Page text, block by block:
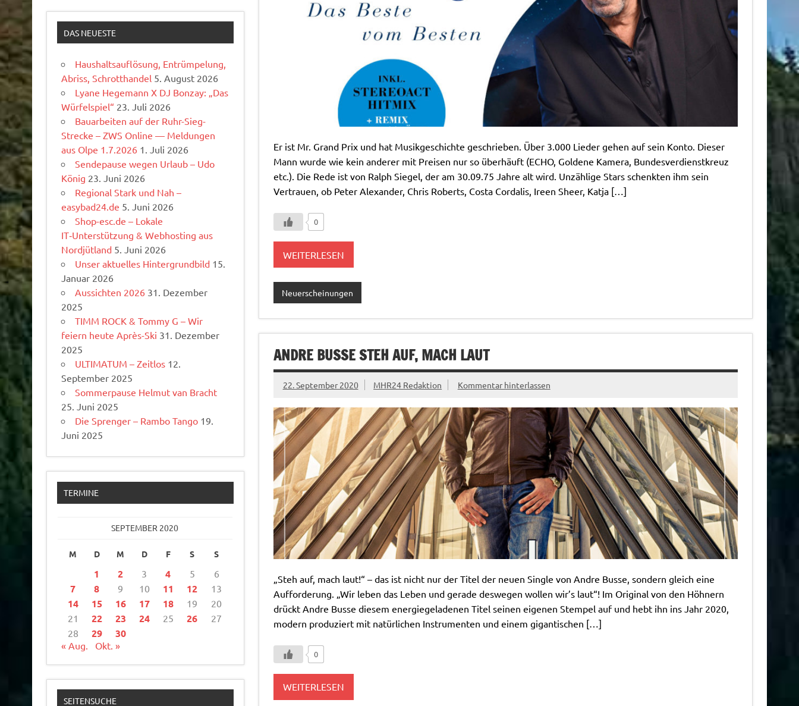
Er ist Mr. Grand Prix und hat Musikgeschichte geschrieben. Über 3.000 Lieder gehen auf sein Konto. Dieser
Mann wurde wie kein anderer mit Preisen nur so überhäuft (ECHO, Goldene Kamera, Bundesverdienstkreuz
etc.). Die Rede ist von Ralph Siegel, der am 30.09.75 Jahre alt wird. Unzählige Stars schenkten ihm sein
Vertrauen, ob Peter Alexander, Chris Roberts, Costa Cordalis, Ireen Sheer, Katja […]
0
WEITERLESEN
Neuerscheinungen
ANDRE BUSSE STEH AUF, MACH LAUT
22. September 2020 MHR24 Redaktion Kommentar hinterlassen
„Steh auf, mach laut!“ – das ist nicht nur der Titel der neuen Single von Andre Busse, sondern gleich eine
Aufforderung. „Wir leben das Leben und gerade deswegen wollen wir’s laut“! Im Original von den Höhnern
drückt Andre Busse diesem energiegeladenen Titel seinen eigenen Stempel auf und hebt ihn ins Jahr 2020,
modern produziert mit natürlichen Instrumenten und einem gigantischen […]
0
WEITERLESEN
DAS NEUESTE
Haushaltsauflösung, Entrümpelung,
Abriss, Schrotthandel 5. August 2026
Lyane Hegemann X DJ Bonzay: „Das
Würfelspiel“ 23. Juli 2026
Bauarbeiten auf der Ruhr-Sieg-
Strecke – ZWS Online — Meldungen
aus Olpe 1.7.2026 1. Juli 2026
Sendepause wegen Urlaub – Udo
König 23. Juni 2026
Regional Stark und Nah –
easybad24.de 5. Juni 2026
Shop-esc.de – Lokale
IT‑Unterstützung & Webhosting aus
Nordjütland 5. Juni 2026
Unser aktuelles Hintergrundbild 15.
Januar 2026
Aussichten 2026 31. Dezember
2025
TIMM ROCK & Tommy G – Wir
feiern heute Après-Ski 31. Dezember
2025
ULTIMATUM – Zeitlos 12.
September 2025
Sommerpause Helmut van Bracht
25. Juni 2025
Die Sprenger – Rambo Tango 19.
Juni 2025
TERMINE
SEPTEMBER 2020
M D M D F S S
1 2 3 4 5 6
7 8 9 10 11 12 13
14 15 16 17 18 19
20
21
22 23 24 25 26
27
28
29 30
« Aug. Okt. »
SEITENSUCHE